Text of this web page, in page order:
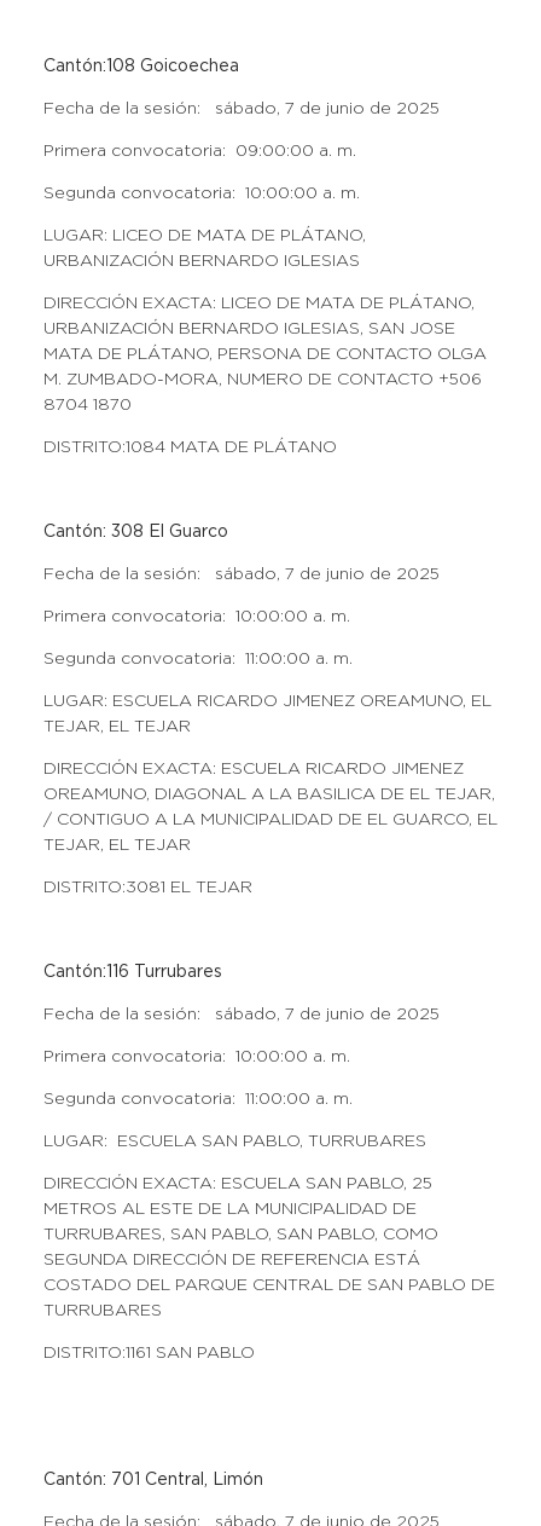
Cantón:108 Goicoechea
Fecha de la sesión: sábado, 7 de junio de 2025
Primera convocatoria: 09:00:00 a. m.
Segunda convocatoria: 10:00:00 a. m.
LUGAR: LICEO DE MATA DE PLÁTANO,
URBANIZACIÓN BERNARDO IGLESIAS
DIRECCIÓN EXACTA: LICEO DE MATA DE PLÁTANO,
URBANIZACIÓN BERNARDO IGLESIAS, SAN JOSE
MATA DE PLÁTANO, PERSONA DE CONTACTO OLGA
M. ZUMBADO-MORA, NUMERO DE CONTACTO +506
8704 1870
DISTRITO:1084 MATA DE PLÁTANO
Cantón: 308 El Guarco
Fecha de la sesión: sábado, 7 de junio de 2025
Primera convocatoria: 10:00:00 a. m.
Segunda convocatoria: 11:00:00 a. m.
LUGAR: ESCUELA RICARDO JIMENEZ OREAMUNO, EL
TEJAR, EL TEJAR
DIRECCIÓN EXACTA: ESCUELA RICARDO JIMENEZ
OREAMUNO, DIAGONAL A LA BASILICA DE EL TEJAR,
/ CONTIGUO A LA MUNICIPALIDAD DE EL GUARCO, EL
TEJAR, EL TEJAR
DISTRITO:3081 EL TEJAR
Cantón:116 Turrubares
Fecha de la sesión: sábado, 7 de junio de 2025
Primera convocatoria: 10:00:00 a. m.
Segunda convocatoria: 11:00:00 a. m.
LUGAR: ESCUELA SAN PABLO, TURRUBARES
DIRECCIÓN EXACTA: ESCUELA SAN PABLO, 25
METROS AL ESTE DE LA MUNICIPALIDAD DE
TURRUBARES, SAN PABLO, SAN PABLO, COMO
SEGUNDA DIRECCIÓN DE REFERENCIA ESTÁ
COSTADO DEL PARQUE CENTRAL DE SAN PABLO DE
TURRUBARES
DISTRITO:1161 SAN PABLO
Cantón: 701 Central, Limón
Fecha de la sesión: sábado, 7 de junio de 2025